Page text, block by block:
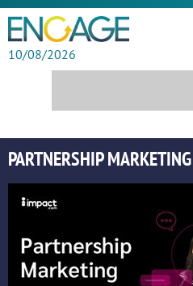
10/08/2026
PARTNERSHIP MARKETING